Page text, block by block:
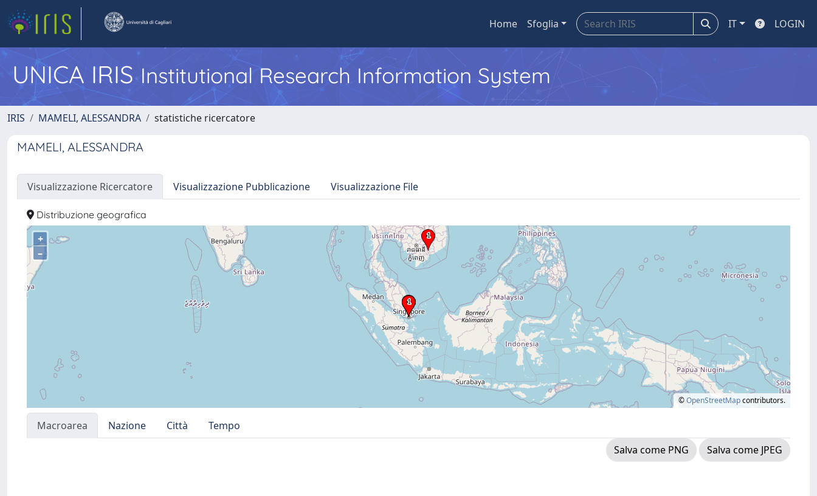
Home Sfoglia IT LOGIN
UNICA IRISInstitutional Research Information System
IRIS MAMELI, ALESSANDRA statistiche ricercatore
MAMELI, ALESSANDRA
Visualizzazione Ricercatore Visualizzazione Pubblicazione Visualizzazione File
Distribuzione geografica
+
–
©OpenStreetMapcontributors.
Macroarea Nazione Città
Tempo
Salva come PNG
Salva come JPEG